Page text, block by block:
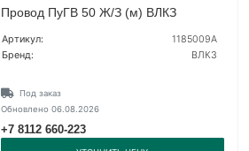
Провод ПуГВ 50 Ж/З (м) ВЛКЗ
Артикул:
1185009А
Бренд:
ВЛКЗ
Под заказ
Обновлено 06.08.2026
+7 8112 660-223